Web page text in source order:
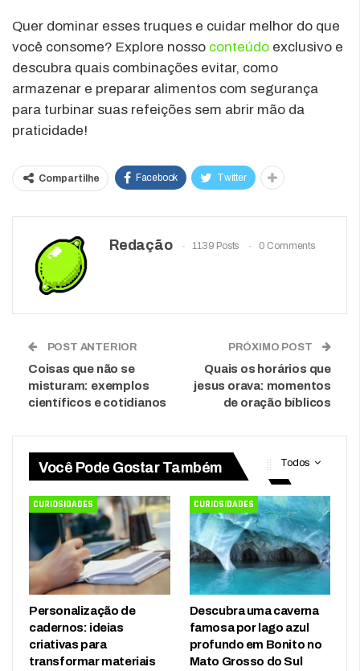
Quer dominar esses truques e cuidar melhor do que
você consome? Explore nosso conteúdo exclusivo e
descubra quais combinações evitar, como
armazenar e preparar alimentos com segurança
para turbinar suas refeições sem abrir mão da
praticidade!
Compartilhe Facebook Twitter
Redação 1139 Posts 0 Comments
POST ANTERIOR
Coisas que não se
misturam: exemplos
científicos e cotidianos
PRÓXIMO POST
Quais os horários que
jesus orava: momentos
de oração bíblicos
Todos
Você Pode Gostar Também
CURIOSIDADES
Personalização de
cadernos: ideias
criativas para
transformar materiais
CURIOSIDADES
Descubra uma caverna
famosa por lago azul
profundo em Bonito no
Mato Grosso do Sul